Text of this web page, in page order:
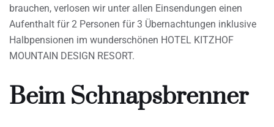
brauchen, verlosen wir unter allen Einsendungen einen
Aufenthalt für 2 Personen für 3 Übernachtungen inklusive
Halbpensionen im wunderschönen HOTEL KITZHOF
MOUNTAIN DESIGN RESORT.
Beim Schnapsbrenner